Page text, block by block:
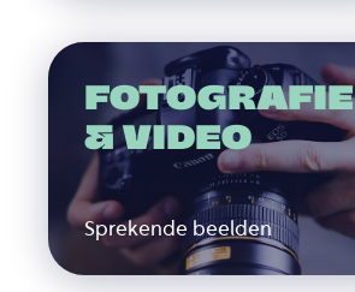
FOTOGRAFIE
& VIDEO
Sprekende beelden